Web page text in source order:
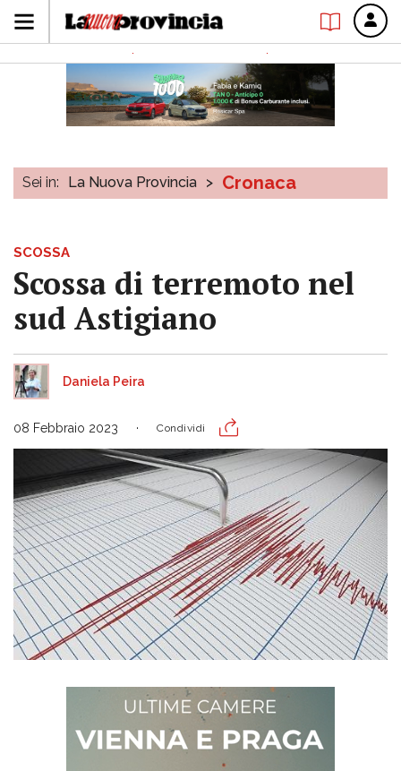
Sei in: La Nuova Provincia > Cronaca
SCOSSA
Scossa di terremoto nel
sud Astigiano
Daniela Peira
08 Febbraio 2023 Condividi